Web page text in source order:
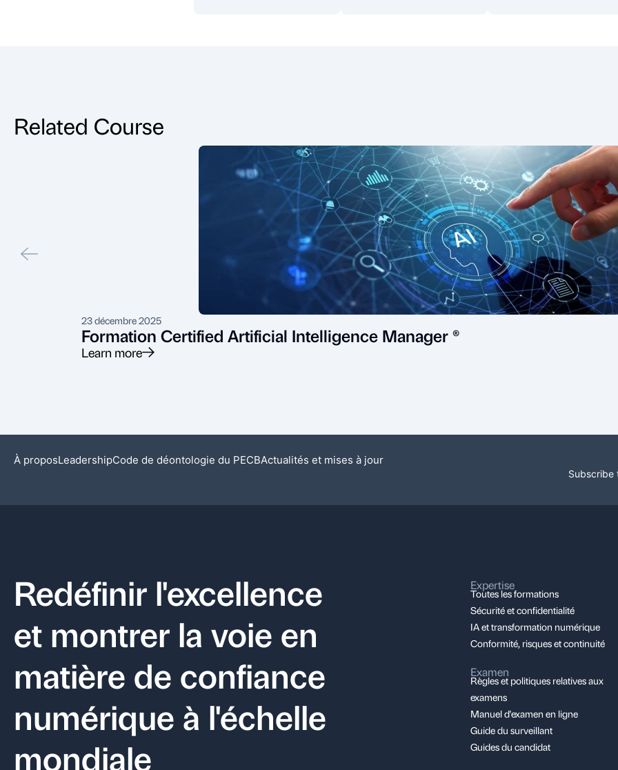
Related Course
23 décembre 2025
Formation Certified Artificial Intelligence Manager ®
Learn more
À proposLeadershipCode de déontologie du PECBActualités et mises à jour
Subscribe
Redéfinir l'excellence
et montrer la voie en
matière de confiance
numérique à l'échelle
mondiale
Expertise
Toutes les formations
Sécurité et confidentialité
IA et transformation numérique
Conformité, risques et continuité
Examen
Règles et politiques relatives aux
examens
Manuel d'examen en ligne
Guide du surveillant
Guides du candidat